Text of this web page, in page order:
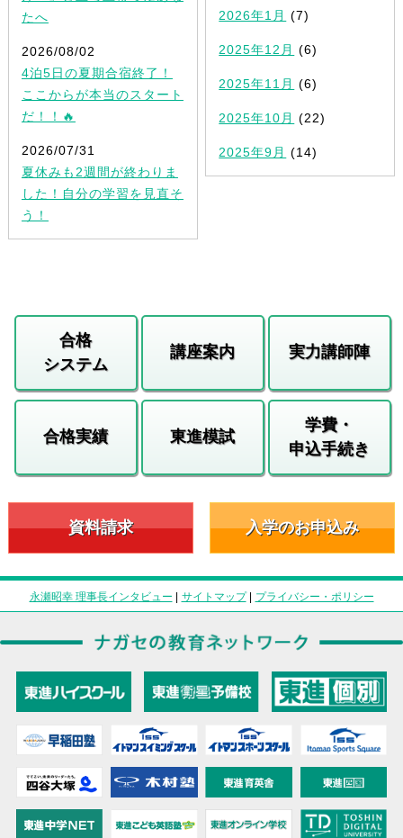
たへ
2026/08/02
4泊5日の夏期合宿終了！
ここからが本当のスタート
だ！！🔥
2026/07/31
夏休みも2週間が終わりま
した！自分の学習を見直そ
う！
2026年1月 (7)
2025年12月 (6)
2025年11月 (6)
2025年10月 (22)
2025年9月 (14)
合格
システム
講座案内 実力講師陣
合格実績 東進模試
学費・
申込手続き
資料請求 入学のお申込み
永瀬昭幸 理事長インタビュー | サイトマップ| プライバシー・ポリシー